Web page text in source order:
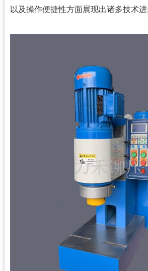
以及操作便捷性方面展现出诸多技术进